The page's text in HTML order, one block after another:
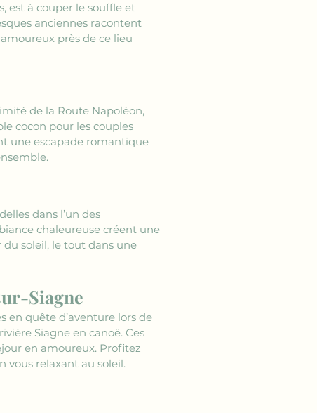
est à couper le souffle et
anciennes racontent
près de ce lieu
de la Route Napoléon,
cocon pour les couples
une escapade romantique
dans l’un des
chaleureuse créent une
soleil, le tout dans une
Siagne
en quête d’aventure lors de
Siagne en canoë. Ces
en amoureux. Profitez
vous relaxant au soleil.